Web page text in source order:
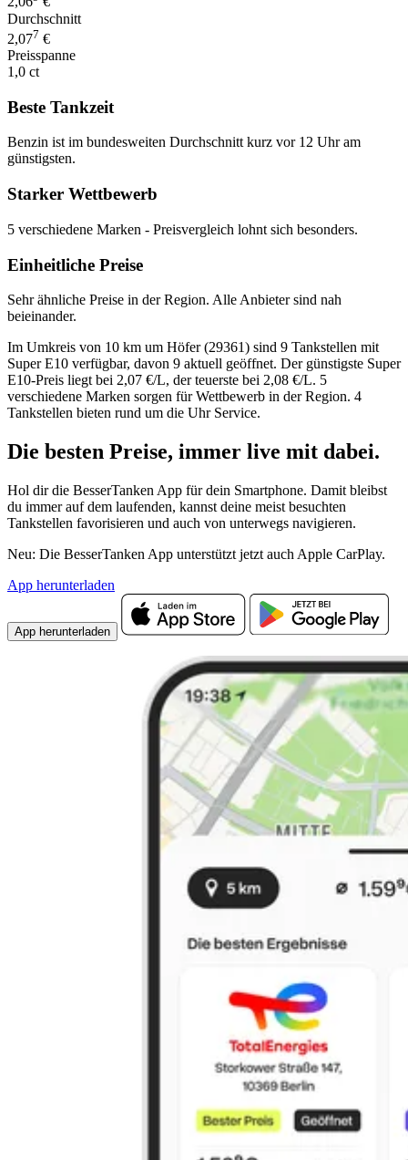
Durchschnitt
2,077 €
Preisspanne
1,0 ct
Beste Tankzeit
Benzin ist im bundesweiten Durchschnitt kurz vor 12 Uhr am
günstigsten.
Starker Wettbewerb
5 verschiedene Marken - Preisvergleich lohnt sich besonders.
Einheitliche Preise
Sehr ähnliche Preise in der Region. Alle Anbieter sind nah
beieinander.
Im Umkreis von 10 km um Höfer (29361) sind 9 Tankstellen mit
Super E10 verfügbar, davon 9 aktuell geöffnet. Der günstigste Super
E10-Preis liegt bei 2,07 €/L, der teuerste bei 2,08 €/L. 5
verschiedene Marken sorgen für Wettbewerb in der Region. 4
Tankstellen bieten rund um die Uhr Service.
Die besten Preise, immer live mit dabei.
Hol dir die BesserTanken App für dein Smartphone. Damit bleibst
du immer auf dem laufenden, kannst deine meist besuchten
Tankstellen favorisieren und auch von unterwegs navigieren.
Neu: Die BesserTanken App unterstützt jetzt auch Apple CarPlay.
App herunterladen
App herunterladen